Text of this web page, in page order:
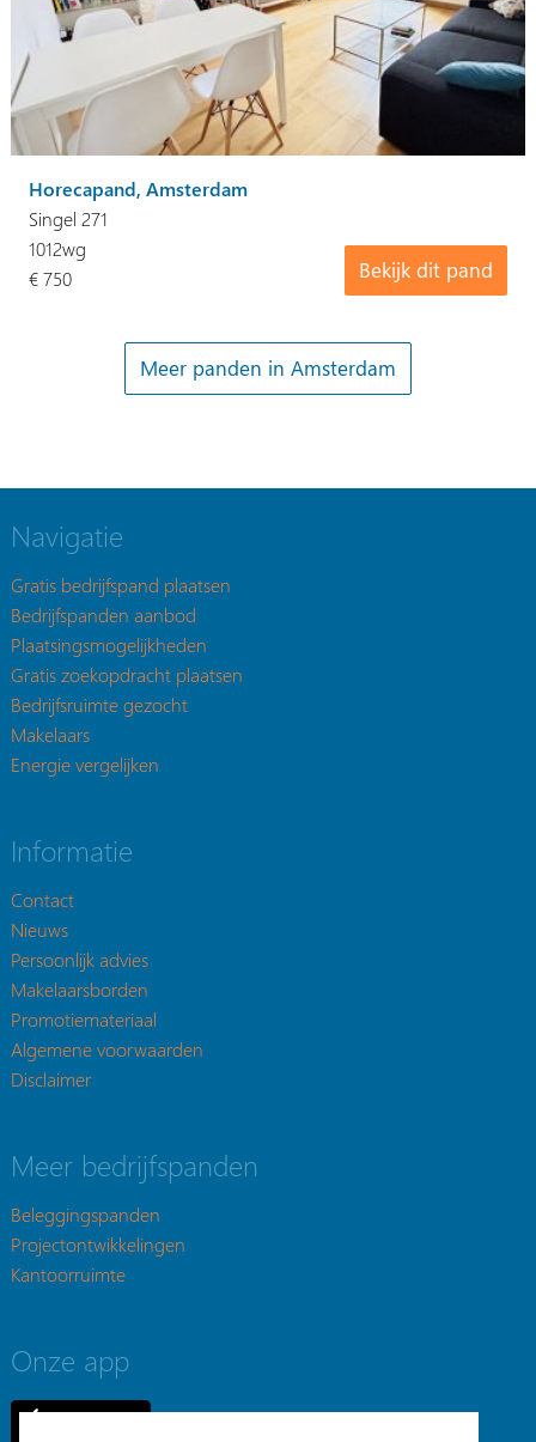
Horecapand, Amsterdam
Singel 271
Bekijk dit pand
1012wg
€ 750
Meer panden in Amsterdam
Navigatie
Gratis bedrijfspand plaatsen
Bedrijfspanden aanbod
Plaatsingsmogelijkheden
Gratis zoekopdracht plaatsen
Bedrijfsruimte gezocht
Makelaars
Energie vergelijken
Informatie
Contact
Nieuws
Persoonlijk advies
Makelaarsborden
Promotiemateriaal
Algemene voorwaarden
Disclaimer
Meer bedrijfspanden
Beleggingspanden
Projectontwikkelingen
Kantoorruimte
Onze app